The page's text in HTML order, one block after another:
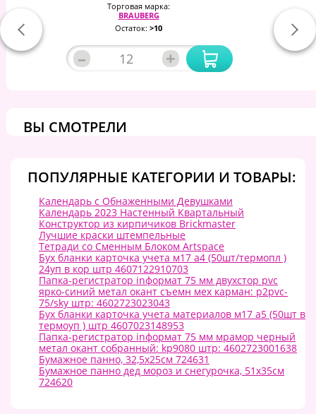
Торговая марка:
BRAUBERG
Остаток: >10
– +
ВЫ СМОТРЕЛИ
ПОПУЛЯРНЫЕ КАТЕГОРИИ И ТОВАРЫ:
Календарь с Обнаженными Девушками
Календарь 2023 Настенный Квартальный
Конструктор из кирпичиков Brickmaster
Лучшие краски штемпельные
Тетради со Сменным Блоком Artspace
Бух бланки карточка учета м17 а4 (50шт/термопл )
24уп в кор штр 4607122910703
Папка-регистратор inформат 75 мм двухстор pvc
ярко-синий метал окант съемн мех карман: p2pvc-
75/sky штр: 4602723023043
Бух бланки карточка учета материалов м17 а5 (50шт в
термоуп ) штр 4607023148953
Папка-регистратор inформат 75 мм мрамор черный
метал окант собранный: kp9080 штр: 4602723001638
Бумажное панно, 32,5х25см 724631
Бумажное панно дед мороз и снегурочка, 51х35см
724620